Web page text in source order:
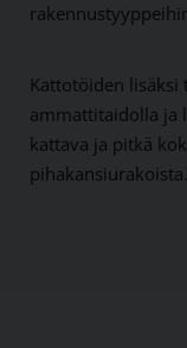
Kattotöiden
ammattitaidolla ja
kattava ja pitkä
pihakansiurakoista.